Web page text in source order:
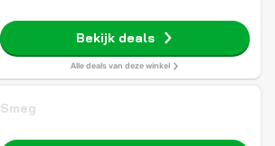
Bekijk deals
Alle deals van deze winkel
Smeg